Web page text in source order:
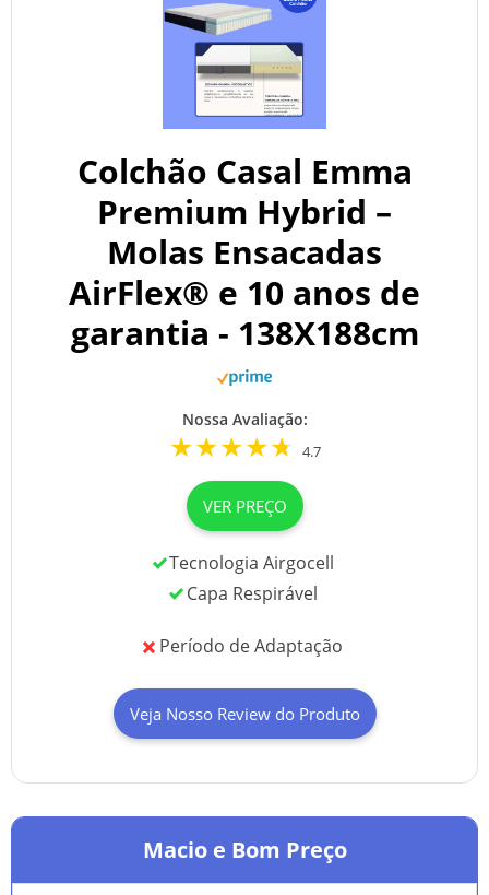
Colchão Casal Emma
Premium Hybrid –
Molas Ensacadas
AirFlex® e 10 anos de
garantia - 138X188cm
Nossa Avaliação:
4.7
VER PREÇO
Tecnologia Airgocell
Capa Respirável
Período de Adaptação
Veja Nosso Review do Produto
Macio e Bom Preço